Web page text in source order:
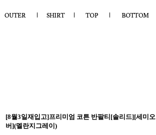
[8월3일재입고]프리미엄 코튼 반팔티[솔리드][세미오
버](멜란지그레이)